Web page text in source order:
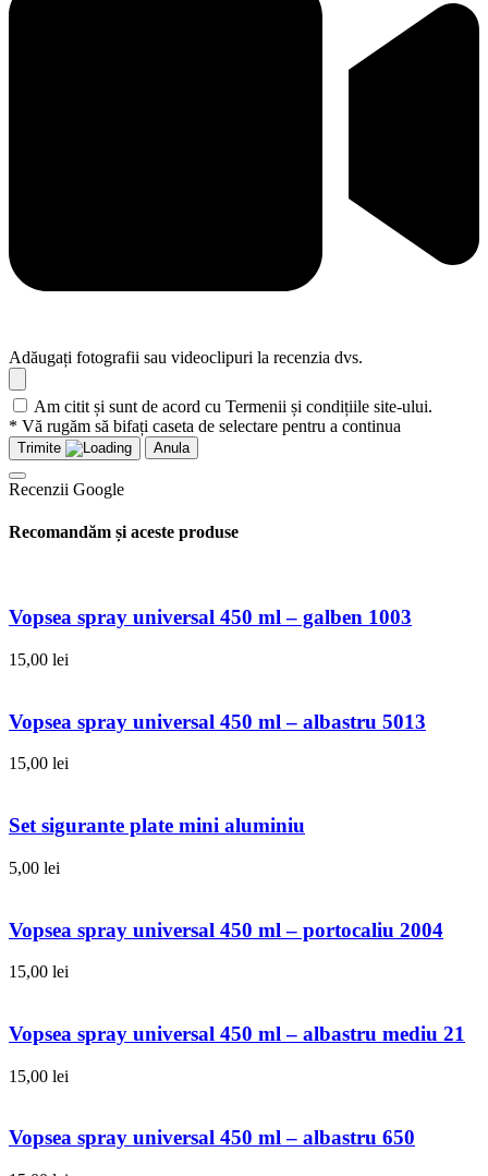
Adăugați fotografii sau videoclipuri la recenzia dvs.
Am citit și sunt de acord cu Termenii și condițiile site-ului.
* Vă rugăm să bifați caseta de selectare pentru a continua
Trimite Anula
Recenzii Google
Recomandăm și aceste produse
Vopsea spray universal 450 ml – galben 1003
15,00 lei
Vopsea spray universal 450 ml – albastru 5013
15,00 lei
Set sigurante plate mini aluminiu
5,00 lei
Vopsea spray universal 450 ml – portocaliu 2004
15,00 lei
Vopsea spray universal 450 ml – albastru mediu 21
15,00 lei
Vopsea spray universal 450 ml – albastru 650